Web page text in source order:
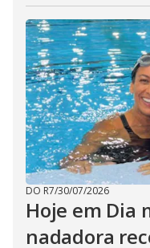
DO R7/30/07/2026
Hoje em Dia
nadadora